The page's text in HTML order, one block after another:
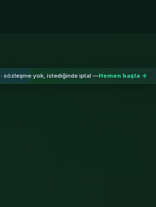
· sözleşme yok, istediğinde iptal —Hemen başla →